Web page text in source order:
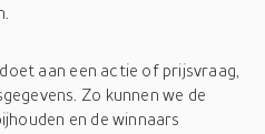
aan een actie of prijsvraag,
Zo kunnen we de
en de winnaars